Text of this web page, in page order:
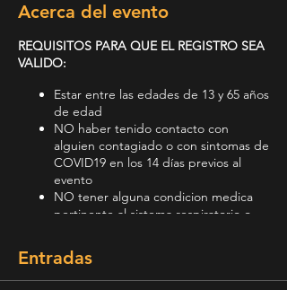
Acerca del evento
REQUISITOS PARA QUE EL REGISTRO SEA
VALIDO:
Estar entre las edades de 13 y 65 años
de edad
NO haber tenido contacto con
alguien contagiado o con sintomas de
COVID19 en los 14 días previos al
evento
NO tener alguna condicion medica
pertinente al sistema respiratorio o
INSTRUCCIONES AL ASISTIR AL SERVICIO:
Entradas